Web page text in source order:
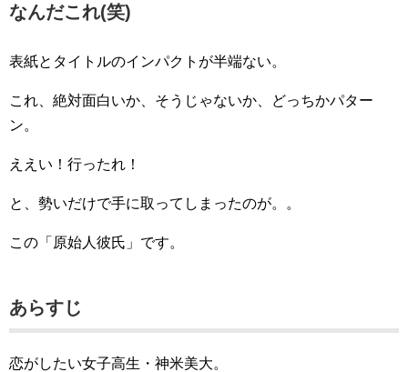
なんだこれ(笑)
表紙とタイトルのインパクトが半端ない。
これ、絶対面白いか、そうじゃないか、どっちかパター
ン。
ええい！行ったれ！
と、勢いだけで手に取ってしまったのが。。
この「原始人彼氏」です。
あらすじ
恋がしたい女子高生・神米美大。